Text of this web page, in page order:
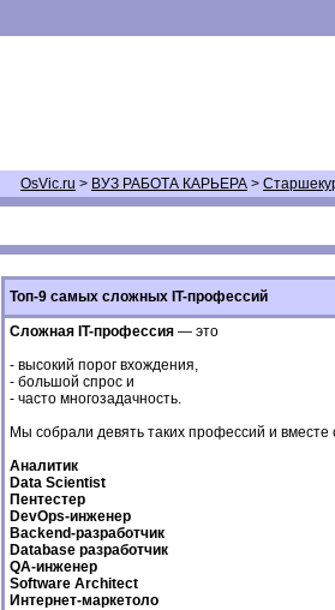
OsVic.ru > ВУЗ РАБОТА КАРЬЕРА >
Топ-9 самых сложных IT-профессий
Сложная IT-профессия — это
- высокий порог вхождения,
- большой спрос и
- часто многозадачность.
Мы собрали девять таких профессий и вместе
Аналитик
Data Scientist
Пентестер
DevOps-инженер
Backend-разработчик
Database разработчик
QA-инженер
Software Architect
Интернет-маркетоло